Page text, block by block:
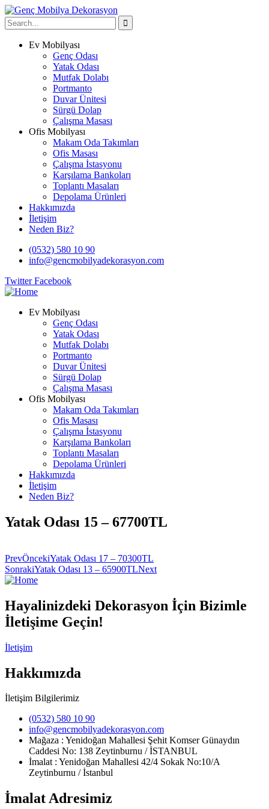
Ev Mobilyası
Genç Odası
Yatak Odası
Mutfak Dolabı
Portmanto
Duvar Ünitesi
Sürgü Dolap
Çalışma Masası
Ofis Mobilyası
Makam Oda Takımları
Ofis Masası
Çalışma İstasyonu
Karşılama Bankoları
Toplantı Masaları
Depolama Ürünleri
Hakkımızda
İletişim
Neden Biz?
(0532) 580 10 90
info@gencmobilyadekorasyon.com
Twitter Facebook
Ev Mobilyası
Genç Odası
Yatak Odası
Mutfak Dolabı
Portmanto
Duvar Ünitesi
Sürgü Dolap
Çalışma Masası
Ofis Mobilyası
Makam Oda Takımları
Ofis Masası
Çalışma İstasyonu
Karşılama Bankoları
Toplantı Masaları
Depolama Ürünleri
Hakkımızda
İletişim
Neden Biz?
Yatak Odası 15 – 67700TL
PrevÖncekiYatak Odası 17 – 70300TL
SonrakiYatak Odası 13 – 65900TLNext
Hayalinizdeki Dekorasyon İçin Bizimle
İletişime Geçin!
İletişim
Hakkımızda
İletişim Bilgilerimiz
(0532) 580 10 90
info@gencmobilyadekorasyon.com
Mağaza : Yenidoğan Mahallesi Şehit Komser Günaydın
Caddesi No: 138 Zeytinburnu / İSTANBUL
İmalat : Yenidoğan Mahallesi 42/4 Sokak No:10/A
Zeytinburnu / İstanbul
İmalat Adresimiz